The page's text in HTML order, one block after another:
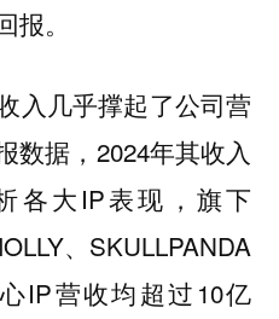
。
入几乎撑起了公司营
数据，2024年其收入
各大IP表现，旗下
、SKULLPANDA
IP营收均超过10亿